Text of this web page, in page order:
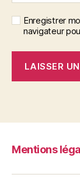
Enregistrer
navigateur
Mentions